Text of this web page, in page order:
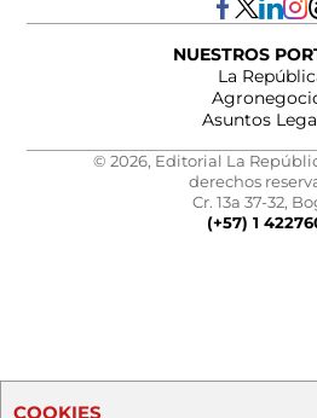
NUESTROS
La
Asuntos
© 2026, Editorial La
derechos
Cr. 13a 37-32,
(+57) 1
COOKIES